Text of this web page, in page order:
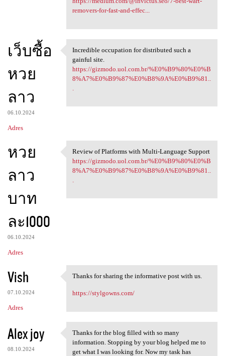
removers-for-fast-and-effec...
เว็บซื้อ
หวย
ลาว
06.10.2024
Adres
Incredible occupation for
Incredible occupation for distributed such a
gainful site.
https://gizmodo.uol.com.br/%E0%B9%80%E0%B
8%A7%E0%B9%87%E0%B8%9A%E0%B9%81..
หวย
ลาว
บาท
ละ1000
06.10.2024
Adres
Review of Platforms with
Review of Platforms with Multi-Language Support
https://gizmodo.uol.com.br/%E0%B9%80%E0%B
8%A7%E0%B9%87%E0%B8%9A%E0%B9%81..
Vish
07.10.2024
Adres
Thanks for sharing the
Thanks for sharing the informative post with us.
https://stylgowns.com/
Alex joy
08.10.2024
Thanks for the blog filled
Thanks for the blog filled with so many
information. Stopping by your blog helped me to
get what I was looking for. Now my task has